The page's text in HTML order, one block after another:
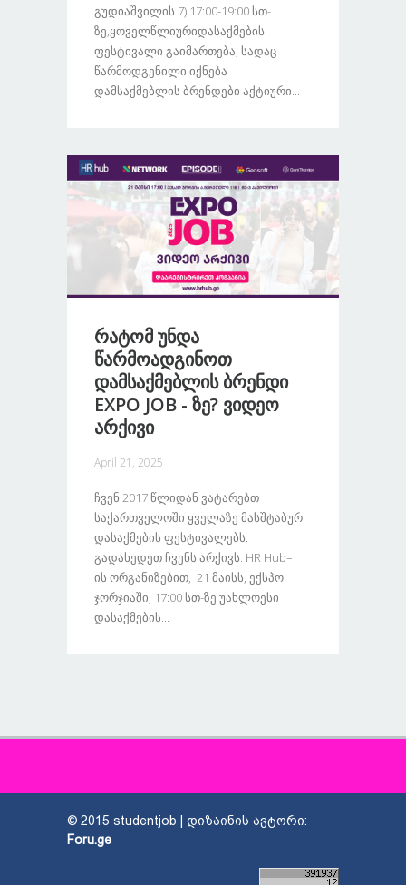
Გუდიაშვილის 7) 17:00-19:00 Სთ-
Ზე,ყოველწლიურიდასაქმების
Ფესტივალი Გაიმართება, Სადაც
Წარმოდგენილი Იქნება
Დამსაქმებლის Ბრენდები Აქტიური...
Რატომ Უნდა
Წარმოადგინოთ
Დამსაქმებლის Ბრენდი
EXPO JOB - Ზე? Ვიდეო
Არქივი
April 21, 2025
Ჩვენ 2017 Წლიდან Ვატარებთ
Საქართველოში Ყველაზე Მასშტაბურ
Დასაქმების Ფესტივალებს.
Გადახედეთ Ჩვენს Არქივს. HR Hub–
Ის Ორგანიზებით, 21 Მაისს, Ექსპო
Ჯორჯიაში, 17:00 Სთ-Ზე Უახლოესი
Დასაქმების...
© 2015 studentjob | დიზაინის ავტორი:
Foru.ge